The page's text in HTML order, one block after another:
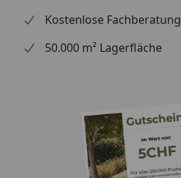
Kostenlose Fachberatung
50.000 m² Lagerfläche